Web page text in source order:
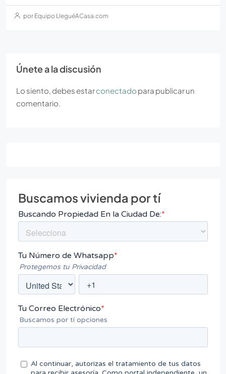
por Equipo LleguéACasa.com
Únete a la discusión
Lo siento, debes estarconectado para publicar un
comentario.
Buscamos vivienda por tí